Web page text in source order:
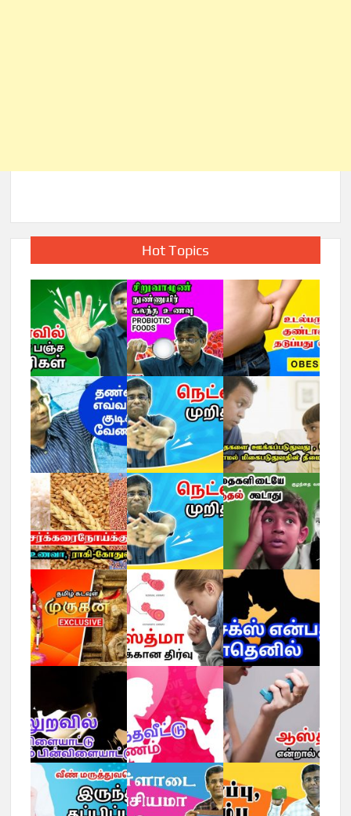
Hot Topics